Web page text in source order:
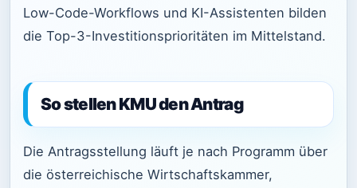
Low-Code-Workflows und KI-Assistenten bilden
die Top-3-Investitionsprioritäten im Mittelstand.
So stellen KMU den Antrag
Die Antragsstellung läuft je nach Programm über
die österreichische Wirtschaftskammer,